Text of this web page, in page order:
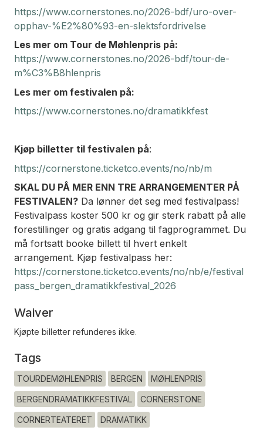
https://www.cornerstones.no/2026-bdf/uro-over-
opphav-%E2%80%93-en-slektsfordrivelse
Les mer om Tour de Møhlenpris på:
https://www.cornerstones.no/2026-bdf/tour-de-
m%C3%B8hlenpris
Les mer om festivalen på:
https://www.cornerstones.no/dramatikkfest
Kjøp billetter til festivalen på:
https://cornerstone.ticketco.events/no/nb/m
SKAL DU PÅ MER ENN TRE ARRANGEMENTER PÅ
FESTIVALEN? Da lønner det seg med festivalpass!
Festivalpass koster 500 kr og gir sterk rabatt på alle
forestillinger og gratis adgang til fagprogrammet. Du
må fortsatt booke billett til hvert enkelt
arrangement. Kjøp festivalpass her:
https://cornerstone.ticketco.events/no/nb/e/festival
pass_bergen_dramatikkfestival_2026
Waiver
Kjøpte billetter refunderes ikke.
Tags
TOURDEMØHLENPRIS BERGEN MØHLENPRIS
BERGENDRAMATIKKFESTIVAL CORNERSTONE
CORNERTEATERET DRAMATIKK